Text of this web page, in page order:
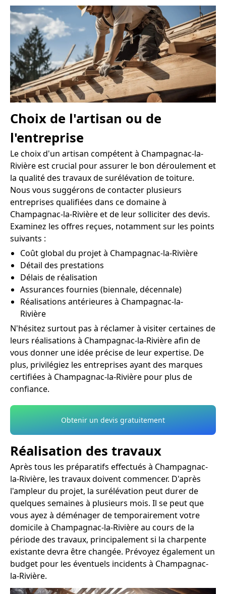
Choix de l'artisan ou de
l'entreprise
Le choix d'un artisan compétent à Champagnac-la-
Rivière est crucial pour assurer le bon déroulement et
la qualité des travaux de surélévation de toiture.
Nous vous suggérons de contacter plusieurs
entreprises qualifiées dans ce domaine à
Champagnac-la-Rivière et de leur solliciter des devis.
Examinez les offres reçues, notamment sur les points
suivants :
Coût global du projet à Champagnac-la-Rivière
Détail des prestations
Délais de réalisation
Assurances fournies (biennale, décennale)
Réalisations antérieures à Champagnac-la-
Rivière
N'hésitez surtout pas à réclamer à visiter certaines de
leurs réalisations à Champagnac-la-Rivière afin de
vous donner une idée précise de leur expertise. De
plus, privilégiez les entreprises ayant des marques
certifiées à Champagnac-la-Rivière pour plus de
confiance.
Obtenir un devis gratuitement
Réalisation des travaux
Après tous les préparatifs effectués à Champagnac-
la-Rivière, les travaux doivent commencer. D'après
l'ampleur du projet, la surélévation peut durer de
quelques semaines à plusieurs mois. Il se peut que
vous ayez à déménager de temporairement votre
domicile à Champagnac-la-Rivière au cours de la
période des travaux, principalement si la charpente
existante devra être changée. Prévoyez également un
budget pour les éventuels incidents à Champagnac-
la-Rivière.